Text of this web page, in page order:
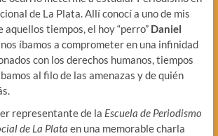
de La Plata. Allí conocí a uno de mis
aquellos tiempos, el hoy “perro” Daniel
nos íbamos a comprometer en una infinidad
con los derechos humanos, tiempos
al filo de las amenazas y de quién
representante de la Escuela de Periodismo
de La Plata en una memorable charla